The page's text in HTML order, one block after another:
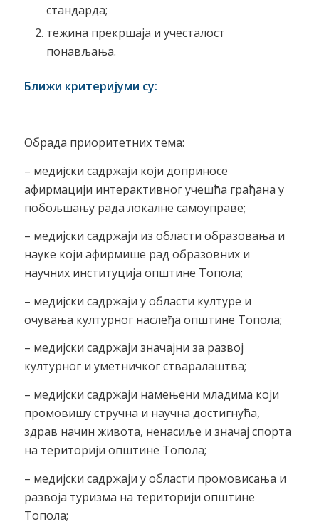
стандарда;
тежина прекршаја и учесталост
понављања.
Ближи критеријуми су:
Обрада приоритетних тема:
– медијски садржаји који доприносе
афирмацији интерактивног учешћа грађана у
побољшању рада локалне самоуправе;
– медијски садржаји из области образовања и
науке који афирмише рад образовних и
научних институција општине Топола;
– медијски садржаји у области културе и
очувања културног наслеђа општине Топола;
– медијски садржаји значајни за развој
културног и уметничког стваралаштва;
– медијски садржаји намењени младима који
промовишу стручна и научна достигнућа,
здрав начин живота, ненасиље и значај спорта
на територији општине Топола;
– медијски садржаји у области промовисања и
развоја туризма на територији општине
Топола;